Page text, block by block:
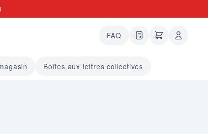
FAQ 0 articles dans le
undefined
Boîtes aux lettres collectives